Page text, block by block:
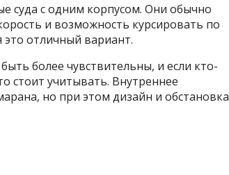
суда с одним корпусом. Они обычно
и возможность курсировать по
отличный вариант.
более чувствительны, и если кто-
стоит учитывать. Внутреннее
но при этом дизайн и обстановка